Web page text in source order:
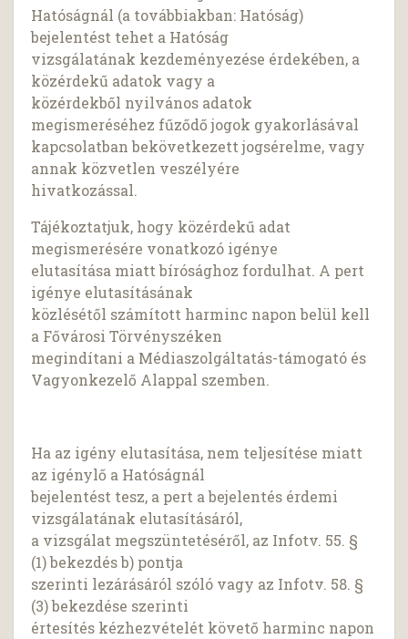
Hatóságnál (a továbbiakban: Hatóság)
bejelentést tehet a Hatóság
vizsgálatának kezdeményezése érdekében, a
közérdekű adatok vagy a
közérdekből nyilvános adatok
megismeréséhez fűződő jogok gyakorlásával
kapcsolatban bekövetkezett jogsérelme, vagy
annak közvetlen veszélyére
hivatkozással.
Tájékoztatjuk, hogy közérdekű adat
megismerésére vonatkozó igénye
elutasítása miatt bírósághoz fordulhat. A pert
igénye elutasításának
közlésétől számított harminc napon belül kell
a Fővárosi Törvényszéken
megindítani a Médiaszolgáltatás-támogató és
Vagyonkezelő Alappal szemben.
Ha az igény elutasítása, nem teljesítése miatt
az igénylő a Hatóságnál
bejelentést tesz, a pert a bejelentés érdemi
vizsgálatának elutasításáról,
a vizsgálat megszüntetéséről, az Infotv. 55. §
(1) bekezdés b) pontja
szerinti lezárásáról szóló vagy az Infotv. 58. §
(3) bekezdése szerinti
értesítés kézhezvételét követő harminc napon